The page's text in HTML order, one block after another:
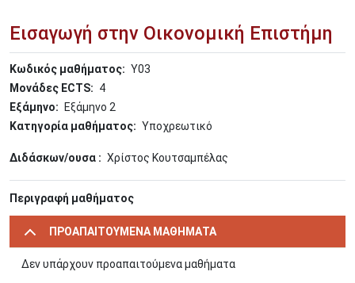
Εισαγωγή στην Οικονομική Επιστήμη
Κωδικός μαθήματος
Υ03
Μονάδες ECTS
4
Εξάμηνο
Εξάμηνο 2
Κατηγορία μαθήματος
Υποχρεωτικό
Διδάσκων/ουσα Χρίστος Κουτσαμπέλας
Περιγραφή μαθήματος
ΠΡΟΑΠΑΙΤΟΥΜΕΝΑ ΜΑΘΗΜΑΤΑ
Δεν υπάρχουν προαπαιτούμενα μαθήματα